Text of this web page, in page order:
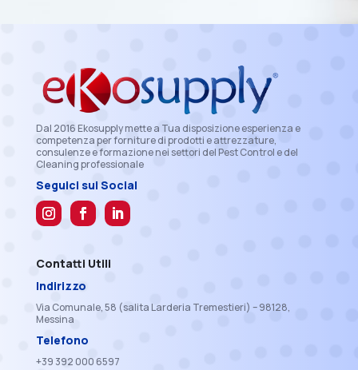
Dal 2016 Ekosupply mette a Tua disposizione esperienza e
competenza per forniture di prodotti e attrezzature,
consulenze e formazione nei settori del Pest Control e del
Cleaning professionale
Seguici sui Social
Contatti Utili
Indirizzo
Via Comunale, 58 (salita Larderia Tremestieri) – 98128,
Messina
Telefono
+39 392 000 6597